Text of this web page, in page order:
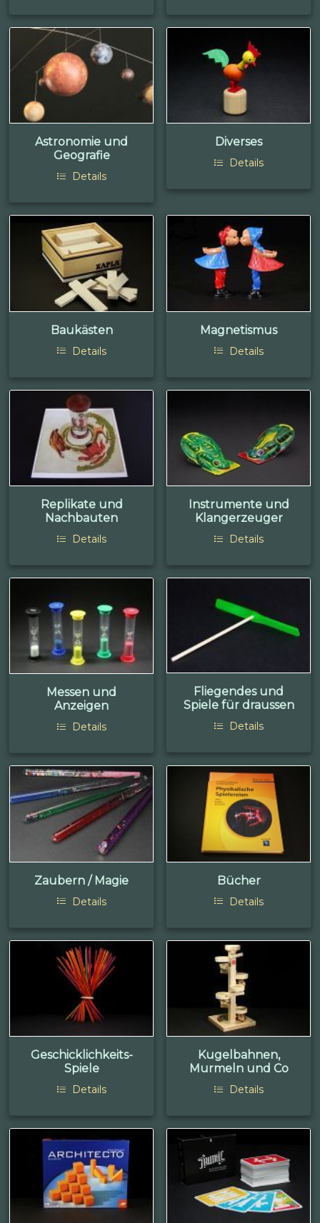
Astronomie und
Geografie
Details
Diverses
Details
Baukästen
Details
Magnetismus
Details
Replikate und
Nachbauten
Details
Instrumente und
Klangerzeuger
Details
Messen und
Anzeigen
Details
Fliegendes und
Spiele für draussen
Details
Zaubern / Magie
Details
Bücher
Details
Geschicklichkeits-
Spiele
Details
Kugelbahnen,
Murmeln und Co
Details